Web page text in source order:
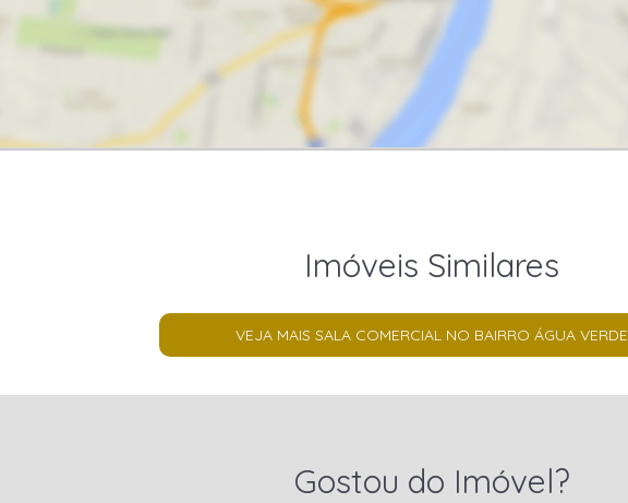
Imóveis Similares
VEJA MAIS SALA COMERCIAL NO BAIRRO ÁGUA VERDE
Gostou do Imóvel?